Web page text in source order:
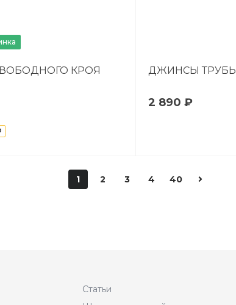
КРОЯ ДЖИНСЫ ТРУБЫ
2 890 ₽
1 2 3 4 40
Статьи